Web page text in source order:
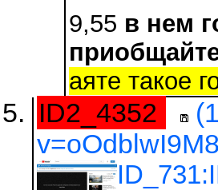
9,55 в нем
аяте такое
ID2_4352